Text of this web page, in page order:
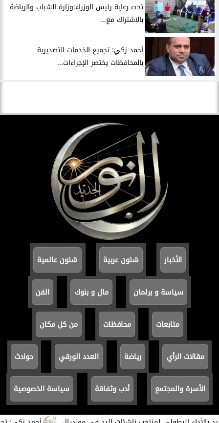
تحت رعاية رئيس الوزراء:وزارة الشباب والرياضة
بالاشتراك مع...
أحمد زكي: تجميع الخدمات التصديرية
بالمحافظات يختصر الإجراءات...
الأخبار شئون عربية شئون عالمية
سياسة و برلمان مال و بنوك الفن
متابعات محافظات من كل مكان
مقالات الرأي رياضة العدد الورقي حوادث
الأسرة والمجتمع أدب وثفاقة سياسة الخصوصية
جميع الحقوق محفوظة ©